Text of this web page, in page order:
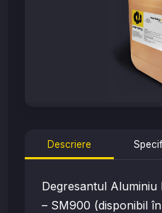
Descriere
Degresantul
– SM900 (disponibil